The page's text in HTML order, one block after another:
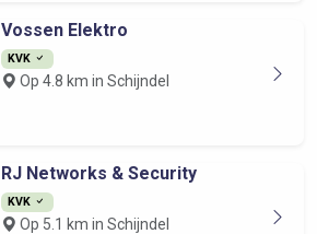
Vossen Elektro
KVK
Op 4.8 km in Schijndel
RJ Networks & Security
KVK
Op 5.1 km in Schijndel